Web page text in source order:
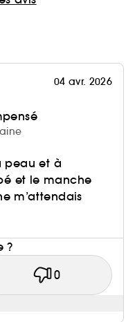
04 avr. 2026
peau et à
et le manche
m’attendais
?
0